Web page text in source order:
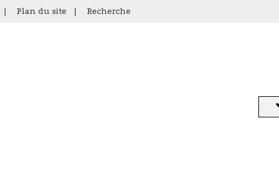
| Plan du site | Recherche